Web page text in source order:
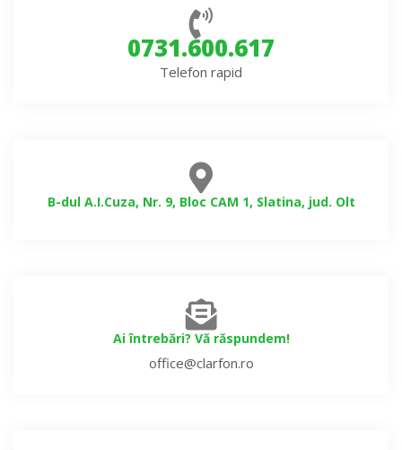
0731.600.617
Telefon rapid
B-dul A.I.Cuza, Nr. 9, Bloc CAM 1, Slatina, jud. Olt
Ai întrebări? Vă răspundem!
office@clarfon.ro